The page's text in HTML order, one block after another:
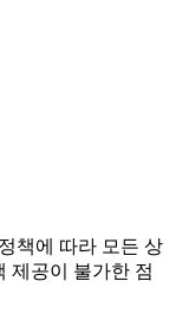
책에 따라 모든 상
제공이 불가한 점